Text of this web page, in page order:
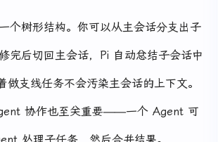
个树形结构。你可以从主会话分支出子
完后切回主会话，Pi 自动总结子会话中
做支线任务不会污染主会话的上下文。
协作也至关重要——一个 Agent 可
处理子任务，然后合并结果。